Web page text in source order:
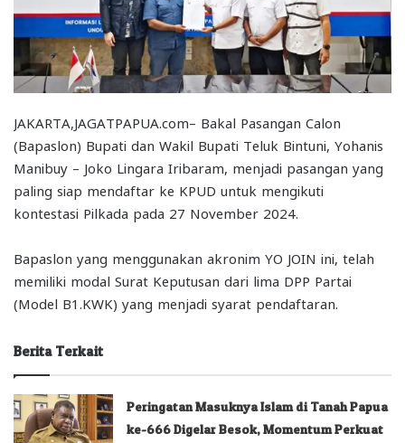
JAKARTA,JAGATPAPUA.com– Bakal Pasangan Calon
(Bapaslon) Bupati dan Wakil Bupati Teluk Bintuni, Yohanis
Manibuy – Joko Lingara Iribaram, menjadi pasangan yang
paling siap mendaftar ke KPUD untuk mengikuti
kontestasi Pilkada pada 27 November 2024.
Bapaslon yang menggunakan akronim YO JOIN ini, telah
memiliki modal Surat Keputusan dari lima DPP Partai
(Model B1.KWK) yang menjadi syarat pendaftaran.
Berita Terkait
Peringatan Masuknya Islam di Tanah Papua
ke-666 Digelar Besok, Momentum Perkuat